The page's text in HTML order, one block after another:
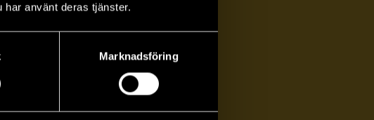
har använt deras tjänster.
Marknadsföring